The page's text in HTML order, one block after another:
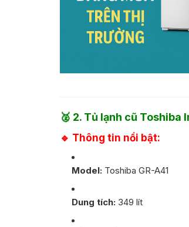
🥈 2. Tủ lạnh cũ Toshiba
🔹 Thông tin nổi bật:
Model: Toshiba GR-A41
Dung tích: 349 lít